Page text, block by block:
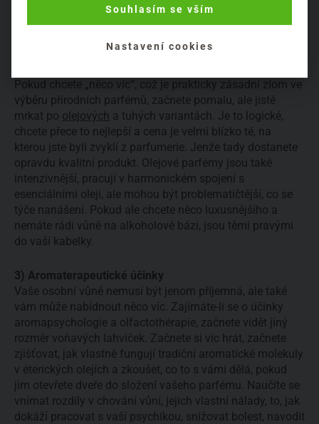
variantu. Jsou nejblíže parfémům, na které jste byli
dosud doma na poličce.
Pokud chcete „něco víc“, což je prakticky zásadní zlom ve
výběru přírodních parfémů, začnete pomalu, ale jistě
mrkat po olejových a tuhých variantách. Je to logické,
chcete přece to nejlepší a cena je velmi blízko té, na
kterou jste byli zvyklí z parfumerie. Jenže tady dostanete
opravdu kvalitní produkt. Olejové parfémy jsou také
intenzivnější, pracují v harmonickém spojení s
esenciálními oleji, ale mohou být problematičtější, co se
týče nanášení. Pokud ale chcete něco luxusnějšího a
nemáte rádi vůně na alkoholové bázi, jsou těmi pravými
do vaší kabelky.
3) Aromaterapeutické účinky
Vaše osobní vůně nemusí být jenom příjemná, ale také
vám může nabídnout něco víc. Zajímáte-li se o účinky
aromapsychologie a olfactothérapie, začnete vidět jiný
rozměr voňavých lahviček. Začnete si víc hrát, začnete
zjišťovat, jak vlastně fungují tradiční aromatické molekuly
v éterických olejích a zkoušet, co to s vámi dělá, pokud
jim otevřete dveře do složení vašeho parfému. Naučíte se
vnímat rozdíly v chování vůní, jejich vlastní nálady, to, jak
dokáží pracovat s vaší psychikou, snižovat bolest, navodit
Souhlasím se vším
Nastavení cookies